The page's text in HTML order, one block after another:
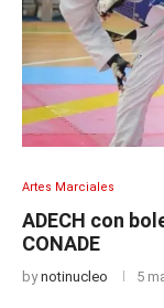
Artes Marciales
ADECH con
CONADE
bynotinucleo 5